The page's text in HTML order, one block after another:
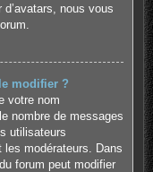
nous vous
modifier ?
votre nom
nombre de messages
utilisateurs
modérateurs. Dans
forum peut modifier